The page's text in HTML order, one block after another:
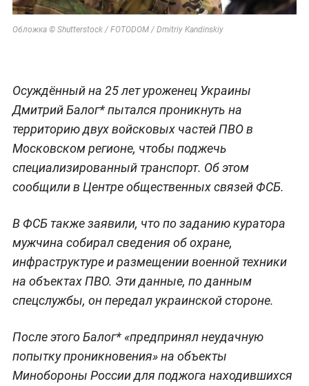
Обложка © Shutterstock / FOTODOM / Dmitriy Kandinskiy
Осуждённый на 25 лет уроженец Украины
Дмитрий Балог* пытался проникнуть на
территорию двух войсковых частей ПВО в
Московском регионе, чтобы поджечь
специализированный транспорт. Об этом
сообщили в Центре общественных связей ФСБ.
В ФСБ также заявили, что по заданию куратора
мужчина собирал сведения об охране,
инфраструктуре и размещении военной техники
на объектах ПВО. Эти данные, по данным
спецслужбы, он передал украинской стороне.
После этого Балог* «предпринял неудачную
попытку проникновения» на объекты
Минобороны России для поджога находившихся